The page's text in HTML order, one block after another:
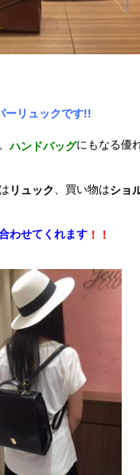
ーリュックです!!
ハンドバッグにもなる優
リュック 、買い物はショ
わせてくれます ！！